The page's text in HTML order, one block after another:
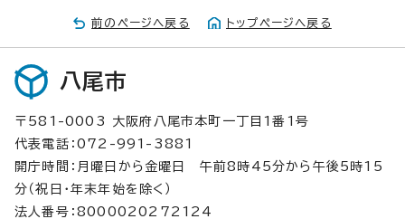
前のページへ戻る トップページへ戻る
八尾市
〒581-0003 大阪府八尾市本町一丁目1番1号
代表電話：072-991-3881
開庁時間：月曜日から金曜日 午前8時45分から午後5時15
分（祝日・年末年始を除く）
法人番号：8000020272124